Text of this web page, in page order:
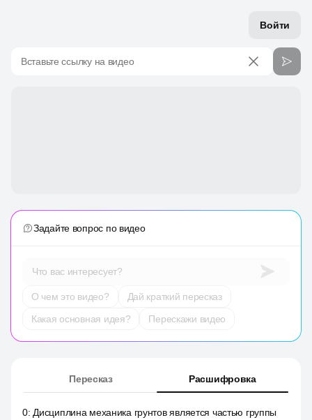
Войти
Вставьте ссылку на видео
Задайте вопрос по видео
Что вас интересует?
О чем это видео?
Дай краткий пересказ
Какая основная идея?
Перескажи видео
Пересказ Расшифровка
0: Дисциплина механика грунтов является частью группы